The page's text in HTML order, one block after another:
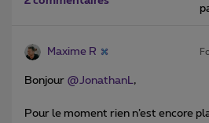
Maxime R
Bonjour ​ @JonathanL,
Pour le moment rien n’est encore